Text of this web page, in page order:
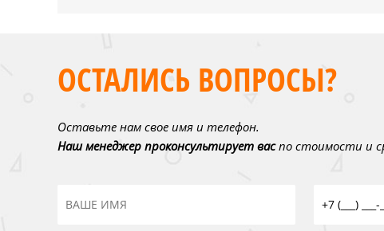
ОСТАЛИСЬ ВОПРОСЫ?
Оставьте нам свое имя и телефон.
Наш менеджер проконсультирует васпо стоимости и